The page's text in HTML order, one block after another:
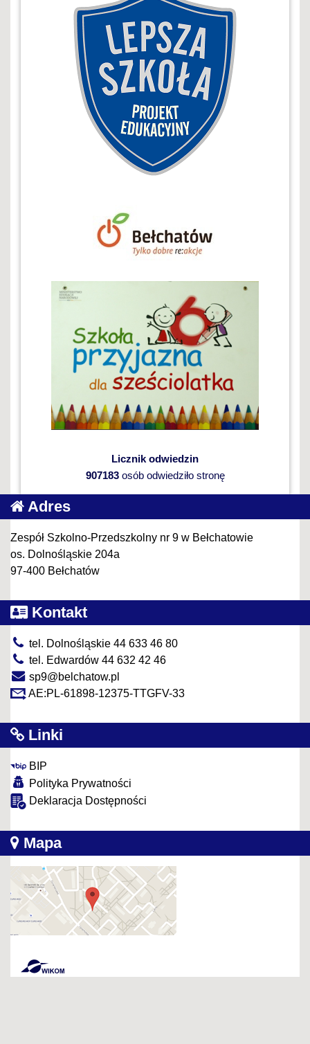
Licznik odwiedzin
907183osób odwiedziło stronę
Adres
Zespół Szkolno-Przedszkolny nr 9 w Bełchatowie
os. Dolnośląskie 204a
97-400 Bełchatów
Kontakt
tel. Dolnośląskie 44 633 46 80
tel. Edwardów 44 632 42 46
sp9@belchatow.pl
AE:PL-61898-12375-TTGFV-33
Linki
BIP
Polityka Prywatności
Deklaracja Dostępności
Mapa